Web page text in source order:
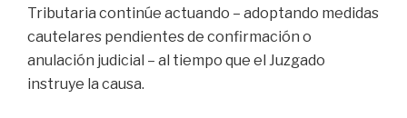
Tributaria continúe actuando – adoptando medidas
cautelares pendientes de confirmación o
anulación judicial – al tiempo que el Juzgado
instruye la causa.